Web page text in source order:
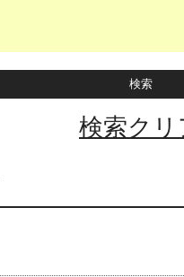
検索クリ